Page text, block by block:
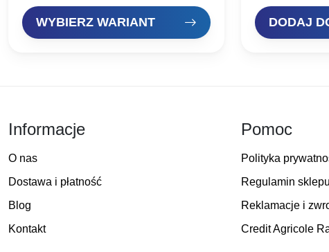
wszystko…
WYBIERZ WARIANT DODAJ
Informacje
O nas
Dostawa i płatność
Blog
Kontakt
Pomoc
Polityka
Regulamin sklepu
Reklamacje i
Credit Agricole